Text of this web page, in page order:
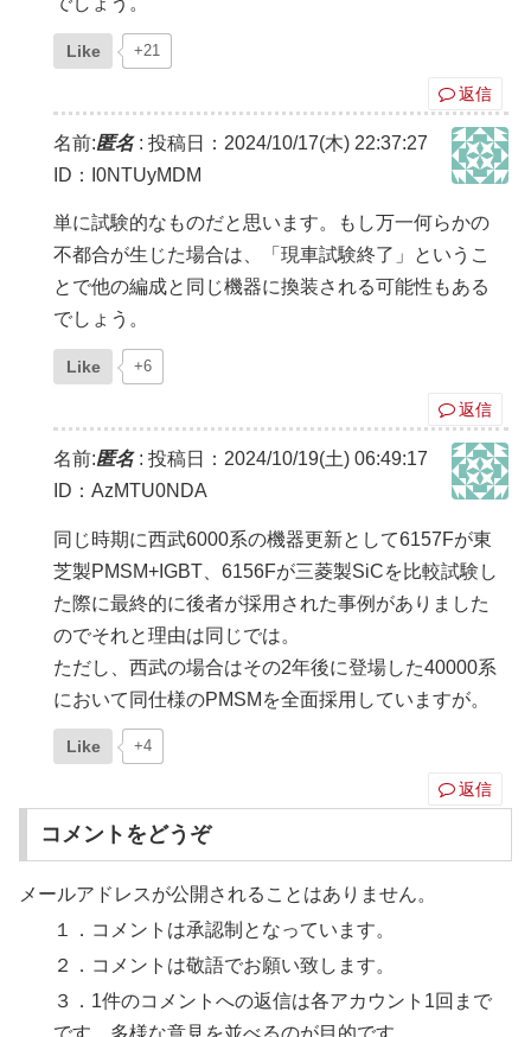
Like +21
返信
名前:匿名: 投稿日：2024/10/17(木) 22:37:27
ID：I0NTUyMDM
単に試験的なものだと思います。もし万一何らかの
不都合が生じた場合は、「現車試験終了」というこ
とで他の編成と同じ機器に換装される可能性もある
でしょう。
Like +6
返信
名前:匿名: 投稿日：2024/10/19(土) 06:49:17
ID：AzMTU0NDA
同じ時期に西武6000系の機器更新として6157Fが東
芝製PMSM+IGBT、6156Fが三菱製SiCを比較試験し
た際に最終的に後者が採用された事例がありました
のでそれと理由は同じでは。
ただし、西武の場合はその2年後に登場した40000系
において同仕様のPMSMを全面採用していますが。
Like +4
返信
コメントをどうぞ
メールアドレスが公開されることはありません。
１．コメントは承認制となっています。
２．コメントは敬語でお願い致します。
３．1件のコメントへの返信は各アカウント1回まで